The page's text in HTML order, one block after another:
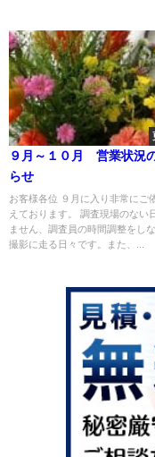
９月～１０月 営業状況
らせ
お客様各位 ９月に入り非常にご
えております。 調査現場のない
ません、調査員の時間調整をし
撮影に走る日々です。また、...